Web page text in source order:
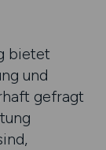
bietet
und
gefragt